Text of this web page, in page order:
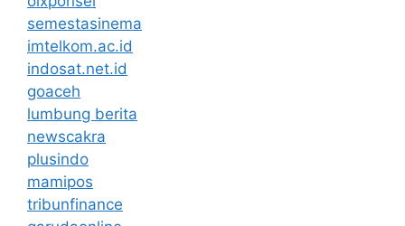
semestasinema
imtelkom.ac.id
indosat.net.id
goaceh
lumbung berita
newscakra
plusindo
mamipos
tribunfinance